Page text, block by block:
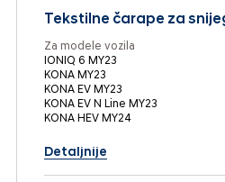
Tekstilne čarape za
Za modele vozila
IONIQ 6 MY23
KONA MY23
KONA EV MY23
KONA EV N Line MY23
KONA HEV MY24
Detaljnije